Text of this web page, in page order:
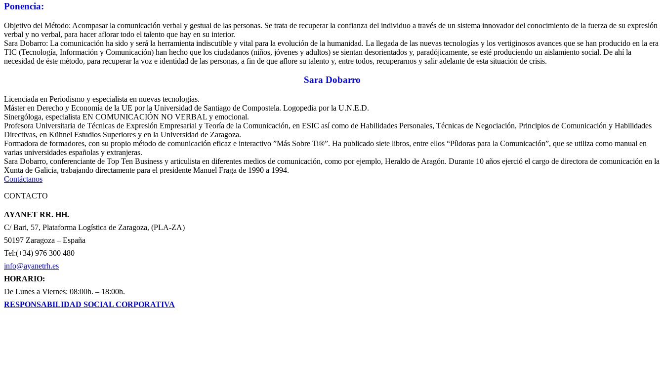
Ponencia:
Objetivo del Método: Acompasar la comunicación verbal y gestual de las personas. Se trata de recuperar la confianza del individuo a través de un sistema innovador del conocimiento de la fuerza de su expresión
verbal y no verbal, para hacer aflorar todo el talento que hay en su interior.
Sara Dobarro: La comunicación ha sido y será la herramienta indiscutible y vital para la evolución de la humanidad. La llegada de las nuevas tecnologías y los vertiginosos avances que se han producido en la era
TIC (Tecnología, Información y Comunicación) han hecho que los ciudadanos (niños, jóvenes y adultos) se sientan desorientados y, paradójicamente, se esté produciendo un aislamiento social. De ahí la
necesidad de éste método, para recuperar la voz e identidad de las personas, a fin de que aflore su talento y, entre todos, recuperarnos y salir adelante de esta situación de crisis.
Sara Dobarro
Licenciada en Periodismo y especialista en nuevas tecnologías.
Máster en Derecho y Economía de la UE por la Universidad de Santiago de Compostela. Logopedia por la U.N.E.D.
Sinergóloga, especialista EN COMUNICACIÓN NO VERBAL y emocional.
Profesora Universitaria de Técnicas de Expresión Empresarial y Teoría de la Comunicación, en ESIC así como de Habilidades Personales, Técnicas de Negociación, Principios de Comunicación y Habilidades
Directivas, en Kühnel Estudios Superiores y en la Universidad de Zaragoza.
Formadora de formadores, con su propio método de comunicación eficaz e interactivo ”Más Sobre Ti®”. Ha publicado siete libros, entre ellos “Píldoras para la Comunicación”, que se utiliza como manual en
varias universidades españolas y extranjeras.
Sara Dobarro, conferenciante de Top Ten Business y articulista en diferentes medios de comunicación, como por ejemplo, Heraldo de Aragón. Durante 10 años ejerció el cargo de directora de comunicación en la
Xunta de Galicia, trabajando directamente para el presidente Manuel Fraga de 1990 a 1994.
Contáctanos
CONTACTO
AYANET RR. HH.
C/ Bari, 57, Plataforma Logística de Zaragoza, (PLA-ZA)
50197 Zaragoza – España
Tel:(+34) 976 300 480
info@ayanetrh.es
HORARIO:
De Lunes a Viernes: 08:00h. – 18:00h.
RESPONSABILIDAD SOCIAL CORPORATIVA